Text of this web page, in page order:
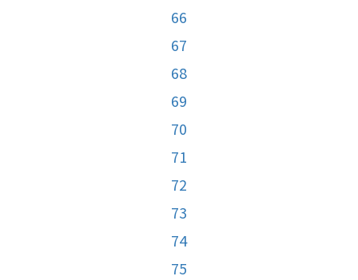
66
67
68
69
70
71
72
73
74
75